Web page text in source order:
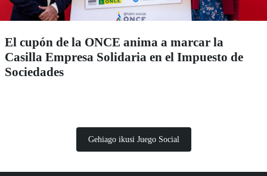
El cupón de la ONCE anima a marcar la
Casilla Empresa Solidaria en el Impuesto de
Sociedades
Gehiago ikusi Juego Social